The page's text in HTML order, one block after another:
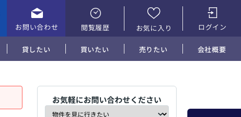
お問い合わせ 閲覧履歴 お気に入り ログイン
貸したい 買いたい 売りたい 会社概要
お気軽にお問い合わせください